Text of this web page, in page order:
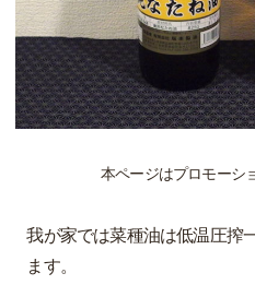
本ページはプロモーシ
我が家では菜種油は低温圧搾
ます。